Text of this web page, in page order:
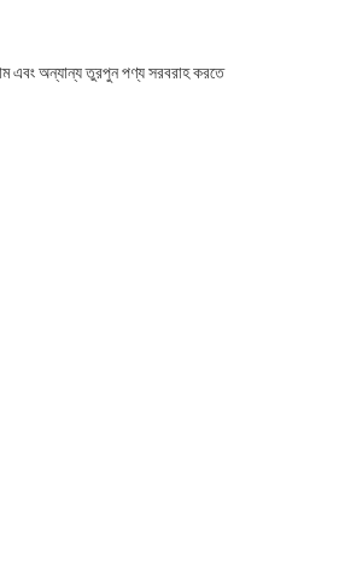
এবং অন্যান্য তুরপুন পণ্য সরবরাহ করতে